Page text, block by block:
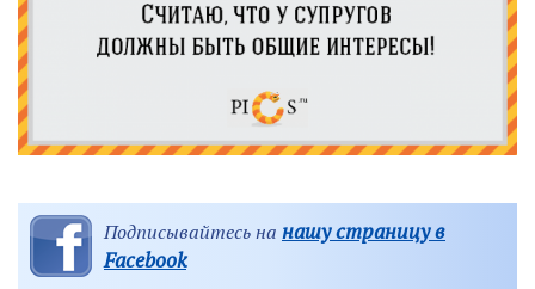
Подписывайтесь на нашу страницу в
Facebook